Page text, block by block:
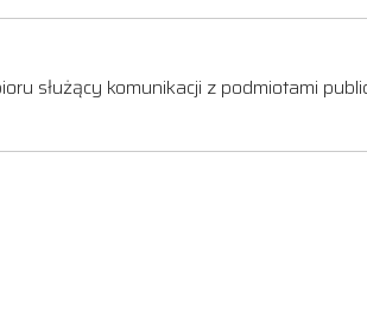
służący komunikacji z podmiotami